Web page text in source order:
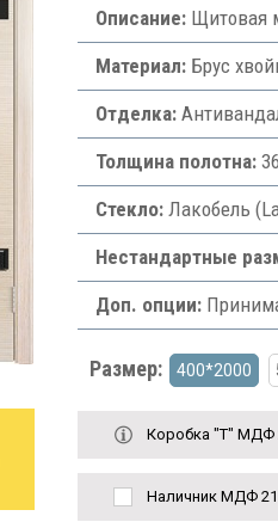
Описание:Щитовая
Материал:Брус
Отделка:
Толщина полотна:
Стекло:Лакобель
Нестандартные
Доп. опции:
Размер: 400*2000
Коробка "Т" МДФ
Наличник МДФ